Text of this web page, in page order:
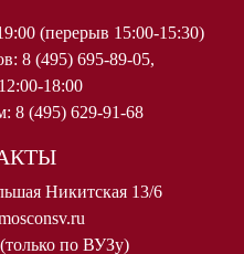
(перерыв 15:00-15:30)
8 (495) 695-89-05,
18:00
8 (495) 629-91-68
Никитская 13/6
по ВУЗу)